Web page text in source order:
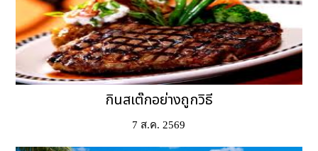
กินสเต๊กอย่างถูกวิธี
7 ส.ค. 2569